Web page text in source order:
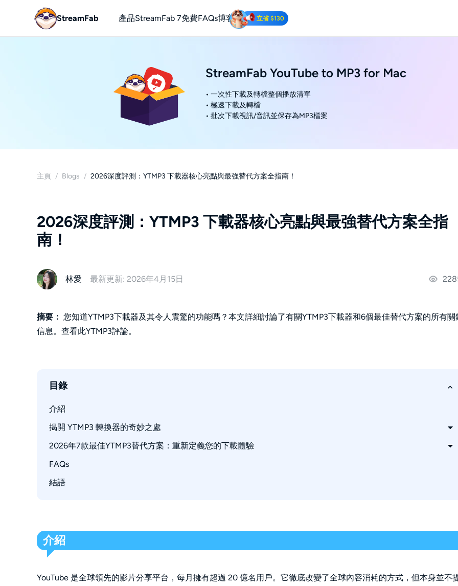
StreamFab 產品StreamFab 7免費
免費下載YouTube視頻.
FAQs博客 立省 $130
StreamFab YouTube to MP3 for Mac
• 一次性下載及轉檔整個播放清單
• 極速下載及轉檔
• 批次下載視訊/音訊並保存為MP3檔案
主頁 / Blogs / 2026深度評測：YTMP3 下載器核心亮點與最強替代方案全指南！
2026深度評測：YTMP3 下載器核心亮點與最強替代方案全指
南！
林愛 最新更新: 2026年4月15日
摘要： 您知道YTMP3下載器及其令人震驚的功能嗎？本文詳細討論了有關YTMP3下載器和6個最佳替代方案的所有關
信息。查看此YTMP3評論。
目錄
介紹
揭開 YTMP3 轉換器的奇妙之處
YTMP3 下載器的優缺點
ytmp3下載：安全嗎？
ytmp3下載合法嗎？
2026年7款最佳YTMP3替代方案：重新定義您的下載體驗
StreamFab YouTube下載器Pro
Acethinker mp3juice Downloader
Cleverget視頻下載器
EasyMP3Converter
FAQs
結語
介紹
YouTube 是全球領先的影片分享平台，每月擁有超過 20 億名用戶。它徹底改變了全球內容消耗的方式，但本身並不